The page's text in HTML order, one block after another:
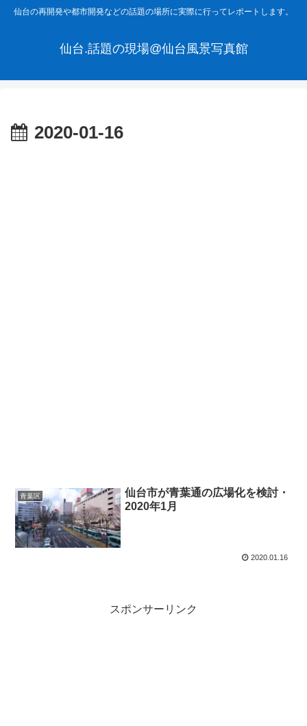
仙台の再開発や都市開発などの話題の場所に実際に行ってレポートします。
仙台.話題の現場@仙台風景写真館
2020-01-16
青葉区
仙台市が青葉通の広場化を検討・
2020年1月
2020.01.16
スポンサーリンク